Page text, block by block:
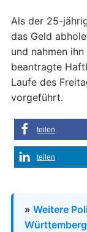
Als der 25-
das Geld
und nahmen
beantragte
Laufe des
vorgeführt.
teilen
teilen
» Weitere
Württemberg